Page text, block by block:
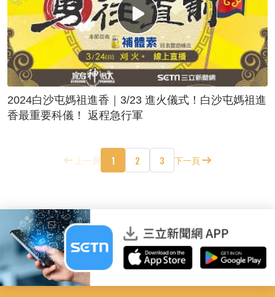
2024白沙屯媽祖進香｜3/23 進火儀式！白沙屯媽祖進
香最重要科儀！ 返程急行軍
上一頁 1 2 3 下一頁